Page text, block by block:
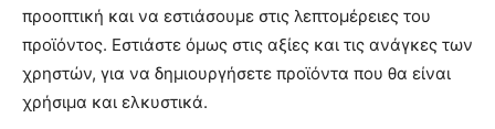
προοπτική και να εστιάσουμε στις λεπτομέρειες του
προϊόντος. Εστιάστε όμως στις αξίες και τις ανάγκες των
χρηστών, για να δημιουργήσετε προϊόντα που θα είναι
χρήσιμα και ελκυστικά.